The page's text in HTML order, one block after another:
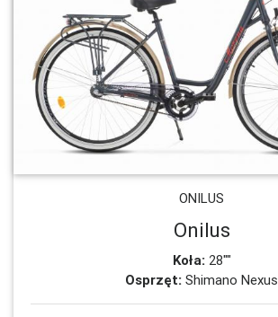
ONILUS
Onilus
Koła: 28""
Osprzęt: Shimano Nexus